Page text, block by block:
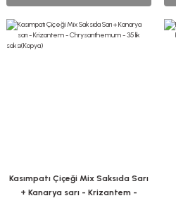
Kasımpatı Çiçeği Mix Saksıda Sarı
+ Kanarya sarı - Krizantem -